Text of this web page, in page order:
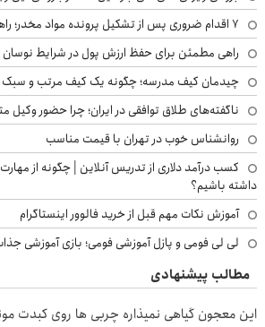
۷ اقدام ضروری پس از تشکیل پرونده مواد مخدر؛ راهنمای خانواده‌ها
راهی مطمئن برای حفظ ارزش پول در شرایط نوسان
چیدمان کیف مدرسه؛ چگونه یک کیف مرتب و سبک
ناگفته‌های طلاق توافقی در ایران؛ چرا حضور
روانشناس خوب در تهران با قیمت مناسب
کسب درآمد دلاری از تدریس آنلاین | چگونه از
داشته باشیم؟
آموزش نکات مهم قبل از خرید فالوور اینستاگرام
لی لی فومی و پازل آموزشی فومی؛ بازی آموزشی
مطالب پیشنهادی
این معجون گیاهی نمیذاره چربی ها روی کبدت موندگار